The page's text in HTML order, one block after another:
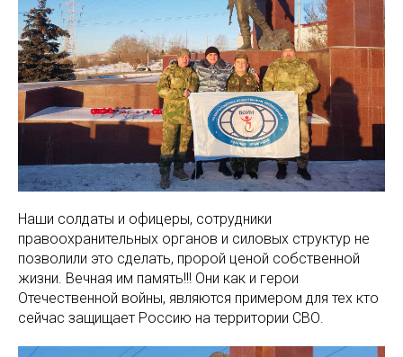
Наши солдаты и офицеры, сотрудники
правоохранительных органов и силовых структур не
позволили это сделать, пророй ценой собственной
жизни. Вечная им память!!! Они как и герои
Отечественной войны, являются примером для тех кто
сейчас защищает Россию на территории СВО.